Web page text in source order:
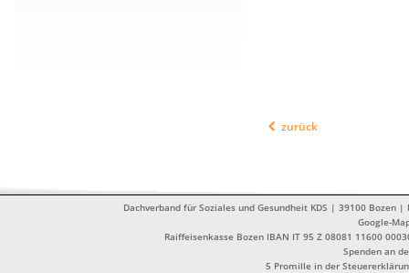
zurück
Dachverband für Soziales und Gesundheit KDS | 39100
Google-
Raiffeisenkasse Bozen IBAN IT 95 Z 08081 11600
Spenden an
5 Promille in der